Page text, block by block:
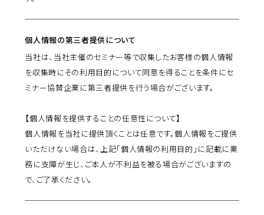
個人情報の第三者提供について
当社は、当社主催のセミナー等で収集したお客様の個人情報
を収集時にその利用目的について同意を得ることを条件にセ
ミナー協賛企業に第三者提供を行う場合がございます。
【個人情報を提供することの任意性について】
個人情報を当社に提供頂くことは任意です。個人情報をご提供
いただけない場合は、上記「個人情報の利用目的」に記載に業
務に支障が生じ、ご本人が不利益を被る場合がございますの
で、ご了承ください。